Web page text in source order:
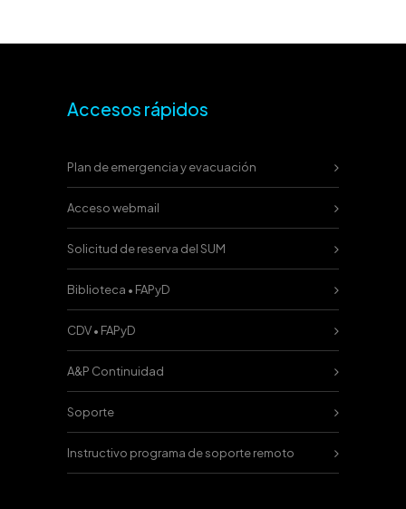
Accesos rápidos
Plan de emergencia y evacuación
Acceso webmail
Solicitud de reserva del SUM
Biblioteca • FAPyD
CDV • FAPyD
A&P Continuidad
Soporte
Instructivo programa de soporte remoto